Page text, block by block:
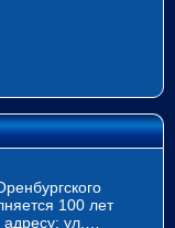
100 лет
ул.…